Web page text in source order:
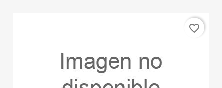
favorite_border